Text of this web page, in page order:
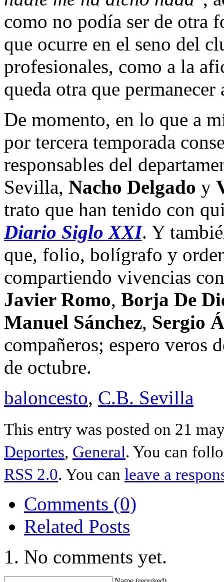
como no podía ser de otra
que ocurre en el seno del
profesionales, como a la
queda otra que
De momento, en lo que a
por tercera temporada
responsables del
Sevilla, Nacho Delgado y
trato que han tenido con
Diario Siglo XXI. Y
que, folio, bolígrafo y
compartiendo vivencias
Javier Romo, Borja De
Manuel Sánchez, Sergio
compañeros; espero veros
de octubre.
baloncesto, C.B. Sevilla
This entry was posted on 21
Deportes, General. You can
RSS 2.0. You can leave a
Comments (0)
Related Posts
No comments yet.